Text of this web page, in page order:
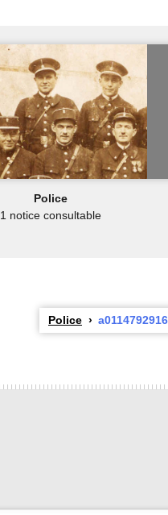
Police
1 notice consultable
Police